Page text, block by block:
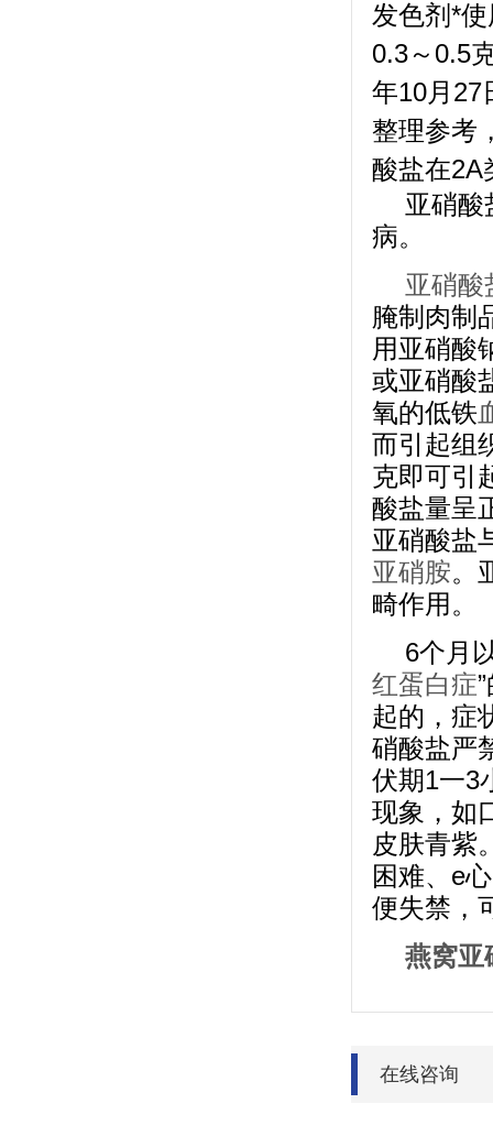
发色剂*
0.3～0.5
年10月27
整理参考
酸盐在2A
亚硝酸
病。
亚硝酸
腌制肉制
用亚硝酸
或亚硝酸
氧的低铁
而引起组
克即可引
酸盐量呈
亚硝酸盐
亚硝胺。
畸作用。
6个月
红蛋白症
起的，症
硝酸盐严
伏期1一3
现象，如
皮肤青紫
困难、e
便失禁，
燕窝亚
在线咨询